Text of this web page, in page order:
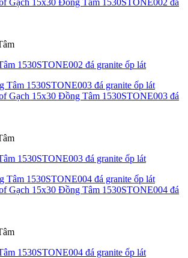
1530STONE002 đá granite ốp lát
1530STONE003 đá granite ốp lát
1530STONE004 đá granite ốp lát